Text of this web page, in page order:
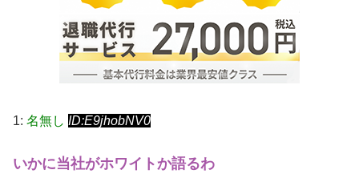
1: 名無し ID:E9jhobNV0
いかに当社がホワイトか語るわ